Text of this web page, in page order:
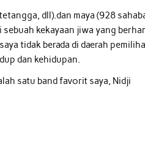
dll).dan maya (928
kekayaan jiwa yang
tidak berada di daerah
dan kehidupan.
satu band favorit saya, Nidji